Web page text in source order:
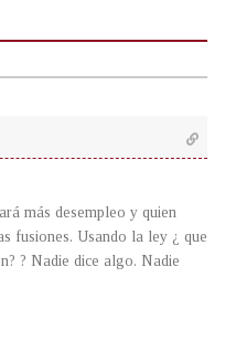
más desempleo y quien
fusiones. Usando la ley ¿ que
? Nadie dice algo. Nadie